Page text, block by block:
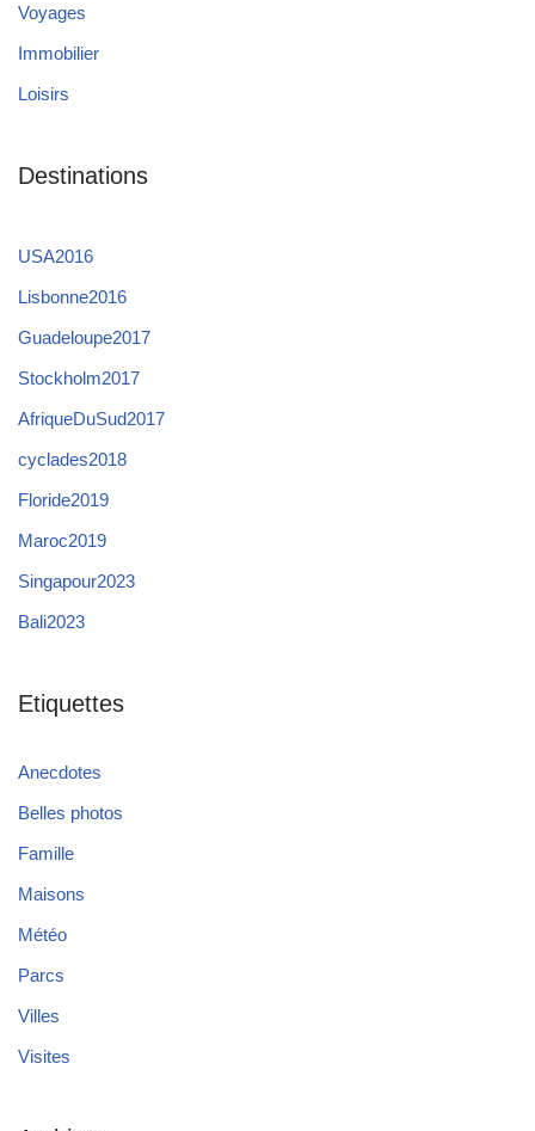
Voyages
Immobilier
Loisirs
Destinations
USA2016
Lisbonne2016
Guadeloupe2017
Stockholm2017
AfriqueDuSud2017
cyclades2018
Floride2019
Maroc2019
Singapour2023
Bali2023
Etiquettes
Anecdotes
Belles photos
Famille
Maisons
Météo
Parcs
Villes
Visites